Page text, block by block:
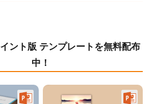
ント版 テンプレートを無料配布
中！